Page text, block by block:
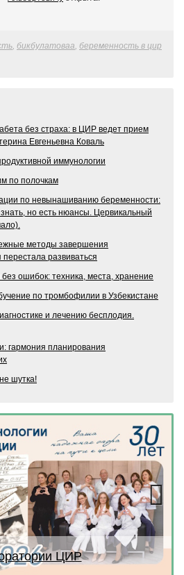
, бикбулатоваа, беременность в цир
ЦИР
Next
без страха: в ЦИР ведет прием
Евгеньевна Коваль
иммунологии
по полочкам
по невынашиванию беременности:
но есть нюансы. Цервикальный
методы завершения
развиваться
ошибок: техника, места, хранение
по тромбофилии в Узбекистане
и лечению бесплодия.
гармония планирования
шутка!